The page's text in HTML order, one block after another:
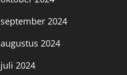
september 2024
augustus 2024
juli 2024